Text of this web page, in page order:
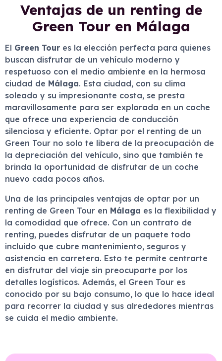
Ventajas de un renting de
Green Tour en Málaga
El Green Tour es la elección perfecta para quienes
buscan disfrutar de un vehículo moderno y
respetuoso con el medio ambiente en la hermosa
ciudad de Málaga. Esta ciudad, con su clima
soleado y su impresionante costa, se presta
maravillosamente para ser explorada en un coche
que ofrece una experiencia de conducción
silenciosa y eficiente. Optar por el renting de un
Green Tour no solo te libera de la preocupación de
la depreciación del vehículo, sino que también te
brinda la oportunidad de disfrutar de un coche
nuevo cada pocos años.
Una de las principales ventajas de optar por un
renting de Green Tour en Málaga es la flexibilidad y
la comodidad que ofrece. Con un contrato de
renting, puedes disfrutar de un paquete todo
incluido que cubre mantenimiento, seguros y
asistencia en carretera. Esto te permite centrarte
en disfrutar del viaje sin preocuparte por los
detalles logísticos. Además, el Green Tour es
conocido por su bajo consumo, lo que lo hace ideal
para recorrer la ciudad y sus alrededores mientras
se cuida el medio ambiente.